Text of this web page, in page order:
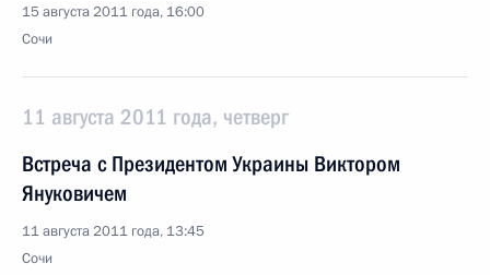
15 августа 2011 года, 16:00
Сочи
11 августа 2011 года, четверг
Встреча с Президентом Украины Виктором
Януковичем
11 августа 2011 года, 13:45
Сочи